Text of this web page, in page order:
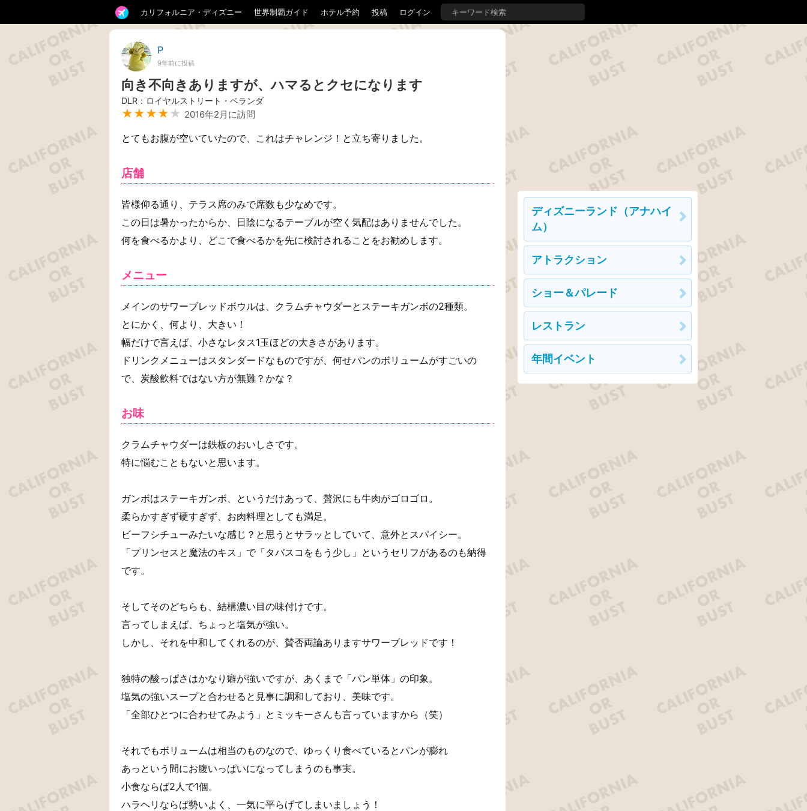
カリフォルニア・ディズニー 世界制覇ガイド ホテル予約 投稿 ログイン
P
9年前に投稿
向き不向きありますが、ハマるとクセになります
DLR：ロイヤルストリート・ベランダ
★★★★ ★ 2016年2月に訪問
とてもお腹が空いていたので、これはチャレンジ！と立ち寄りました。
店舗
皆様仰る通り、テラス席のみで席数も少なめです。
この日は暑かったからか、日陰になるテーブルが空く気配はありませんでした。
何を食べるかより、どこで食べるかを先に検討されることをお勧めします。
メニュー
メインのサワーブレッドボウルは、クラムチャウダーとステーキガンボの2種類。
とにかく、何より、大きい！
幅だけで言えば、小さなレタス1玉ほどの大きさがあります。
ドリンクメニューはスタンダードなものですが、何せパンのボリュームがすごいの
で、炭酸飲料ではない方が無難？かな？
お味
クラムチャウダーは鉄板のおいしさです。
特に悩むこともないと思います。
ガンボはステーキガンボ、というだけあって、贅沢にも牛肉がゴロゴロ。
柔らかすぎず硬すぎず、お肉料理としても満足。
ビーフシチューみたいな感じ？と思うとサラッとしていて、意外とスパイシー。
「プリンセスと魔法のキス」で「タバスコをもう少し」というセリフがあるのも納得
です。
そしてそのどちらも、結構濃い目の味付けです。
言ってしまえば、ちょっと塩気が強い。
しかし、それを中和してくれるのが、賛否両論ありますサワーブレッドです！
独特の酸っぱさはかなり癖が強いですが、あくまで「パン単体」の印象。
塩気の強いスープと合わせると見事に調和しており、美味です。
「全部ひとつに合わせてみよう」とミッキーさんも言っていますから（笑）
それでもボリュームは相当のものなので、ゆっくり食べているとパンが膨れ
あっという間にお腹いっぱいになってしまうのも事実。
小食ならば2人で1個。
ハラヘリならば勢いよく、一気に平らげてしまいましょう！
ディズニーランド（アナハイ
ム）
アトラクション
ショー＆パレード
レストラン
年間イベント